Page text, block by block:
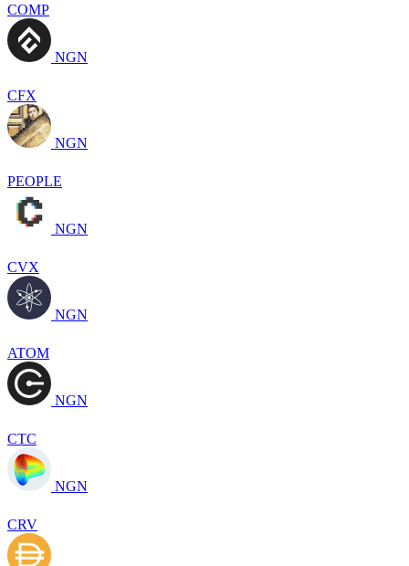
COMP
NGN
CFX
NGN
PEOPLE
NGN
CVX
NGN
ATOM
NGN
CTC
NGN
CRV